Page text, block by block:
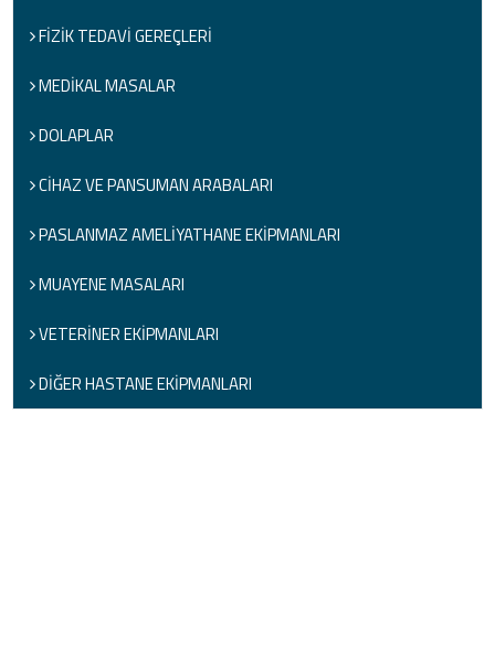
FİZİK TEDAVİ GEREÇLERİ
MEDİKAL MASALAR
DOLAPLAR
CİHAZ VE PANSUMAN ARABALARI
PASLANMAZ AMELİYATHANE EKİPMANLARI
MUAYENE MASALARI
VETERİNER EKİPMANLARI
DİĞER HASTANE EKİPMANLARI